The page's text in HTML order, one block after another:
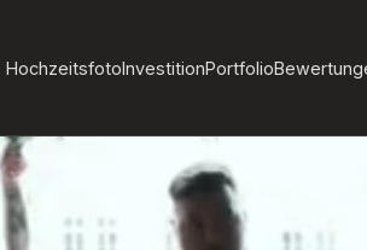
HochzeitsfotoInvestitionPortfolio